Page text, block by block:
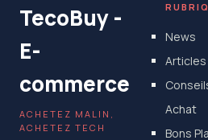
TecoBuy -
E-
commerce
ACHETEZ MALIN,
ACHETEZ TECH
News
Articles
Achat
Bons